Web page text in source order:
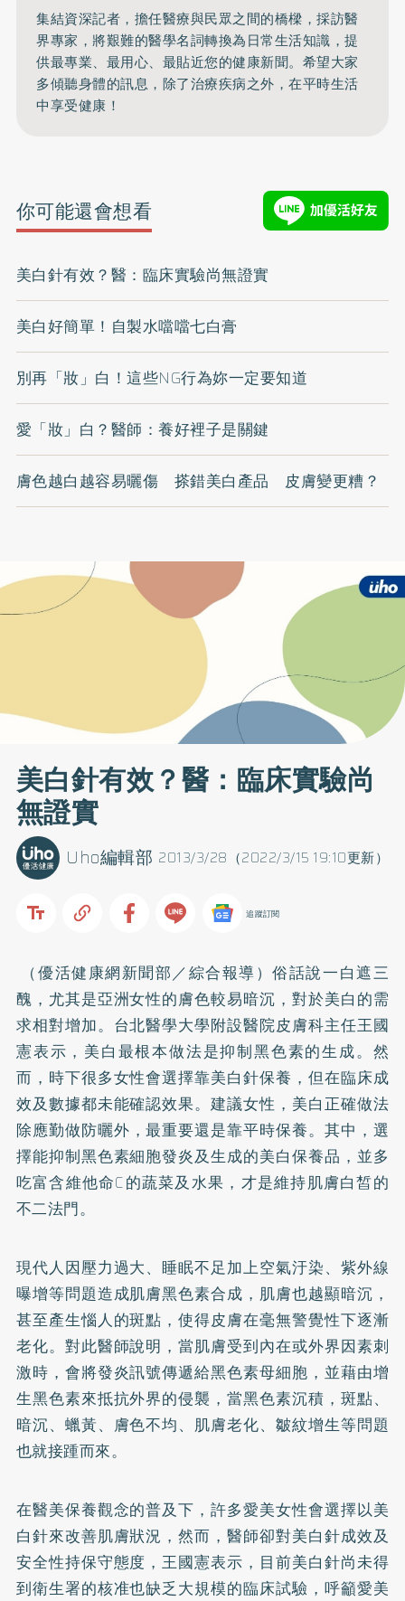
集結資深記者，擔任醫療與民眾之間的橋樑，採訪醫
界專家，將艱難的醫學名詞轉換為日常生活知識，提
供最專業、最用心、最貼近您的健康新聞。希望大家
多傾聽身體的訊息，除了治療疾病之外，在平時生活
中享受健康！
你可能還會想看
美白針有效？醫：臨床實驗尚無證實
美白好簡單！自製水噹噹七白膏
別再「妝」白！這些NG行為妳一定要知道
愛「妝」白？醫師：養好裡子是關鍵
膚色越白越容易曬傷 搽錯美白產品 皮膚變更糟？
美白針有效？醫：臨床實驗尚
無證實
2013/3/28（2022/3/15 19:10更新）
Uho編輯部
追蹤訂閱
（優活健康網新聞部／綜合報導）俗話說一白遮三
醜，尤其是亞洲女性的膚色較易暗沉，對於美白的需
求相對增加。台北醫學大學附設醫院皮膚科主任王國
憲表示，美白最根本做法是抑制黑色素的生成。然
而，時下很多女性會選擇靠美白針保養，但在臨床成
效及數據都未能確認效果。建議女性，美白正確做法
除應勤做防曬外，最重要還是靠平時保養。其中，選
擇能抑制黑色素細胞發炎及生成的美白保養品，並多
吃富含維他命C的蔬菜及水果，才是維持肌膚白皙的
不二法門。
現代人因壓力過大、睡眠不足加上空氣汙染、紫外線
曝增等問題造成肌膚黑色素合成，肌膚也越顯暗沉，
甚至產生惱人的斑點，使得皮膚在毫無警覺性下逐漸
老化。對此醫師說明，當肌膚受到內在或外界因素刺
激時，會將發炎訊號傳遞給黑色素母細胞，並藉由增
生黑色素來抵抗外界的侵襲，當黑色素沉積，斑點、
暗沉、蠟黃、膚色不均、肌膚老化、皺紋增生等問題
也就接踵而來。
在醫美保養觀念的普及下，許多愛美女性會選擇以美
白針來改善肌膚狀況，然而，醫師卻對美白針成效及
安全性持保守態度，王國憲表示，目前美白針尚未得
到衛生署的核准也缺乏大規模的臨床試驗，呼籲愛美